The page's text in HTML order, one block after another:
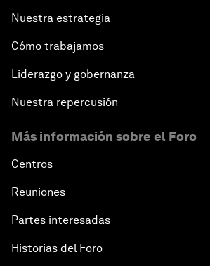
Nuestra estrategia
Cómo trabajamos
Liderazgo y gobernanza
Nuestra repercusión
Más información sobre el Foro
Centros
Reuniones
Partes interesadas
Historias del Foro